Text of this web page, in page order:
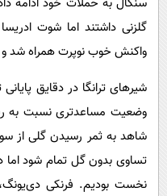
گلزنی داشتند اما شوت
واکنش خوب نوپرت همراه شد
شیرهای ترانگا در دقایق
وضعیت مساعدتری نسبت به
شاهد به ثمر رسیدن گلی از
نخست بودیم. فرنکی دی‌یونگ،